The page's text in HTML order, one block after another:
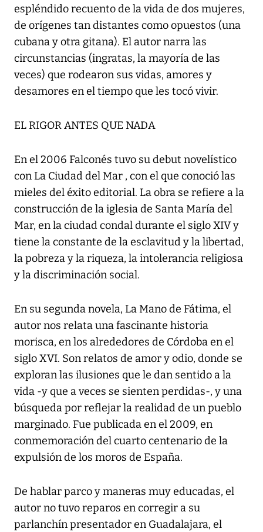
espléndido recuento de la vida de dos mujeres,
de orígenes tan distantes como opuestos (una
cubana y otra gitana). El autor narra las
circunstancias (ingratas, la mayoría de las
veces) que rodearon sus vidas, amores y
desamores en el tiempo que les tocó vivir.
EL RIGOR ANTES QUE NADA
En el 2006 Falconés tuvo su debut novelístico
con La Ciudad del Mar , con el que conoció las
mieles del éxito editorial. La obra se refiere a la
construcción de la iglesia de Santa María del
Mar, en la ciudad condal durante el siglo XIV y
tiene la constante de la esclavitud y la libertad,
la pobreza y la riqueza, la intolerancia religiosa
y la discriminación social.
En su segunda novela, La Mano de Fátima, el
autor nos relata una fascinante historia
morisca, en los alrededores de Córdoba en el
siglo XVI. Son relatos de amor y odio, donde se
exploran las ilusiones que le dan sentido a la
vida -y que a veces se sienten perdidas-, y una
búsqueda por reflejar la realidad de un pueblo
marginado. Fue publicada en el 2009, en
conmemoración del cuarto centenario de la
expulsión de los moros de España.
De hablar parco y maneras muy educadas, el
autor no tuvo reparos en corregir a su
parlanchín presentador en Guadalajara, el